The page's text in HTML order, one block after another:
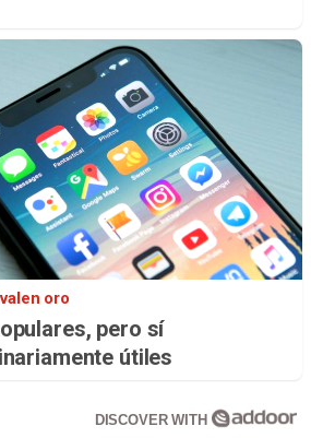
oro
pero sí
útiles
DISCOVER WITH